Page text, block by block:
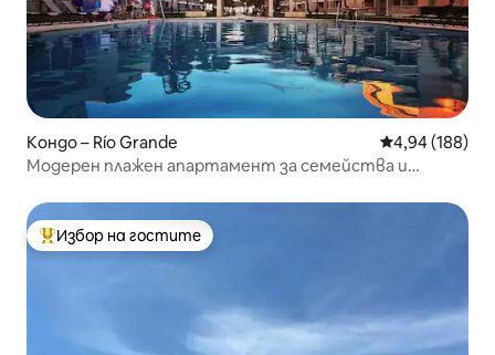
Кондо – Río Grande Средна
4,94 (188)
Модерен плажен апартамент за семейства и
Най-популярен избор на гостите
Избор на гостите